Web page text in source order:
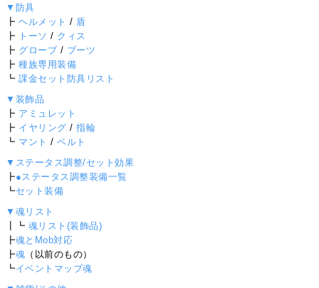
▼防具
┣ヘルメット / 盾
┣ トーソ / クィス
┣ グローブ / ブーツ
┣種族専用装備
┗課金セット防具リスト
▼装飾品
┣ アミュレット
┣ イヤリング /指輪
┗ マント /ベルト
▼ステータス調整/セット効果
┣●ステータス調整装備一覧
┗セット装備
▼魂リスト
┃┗ 魂リスト(装飾品)
┣魂とMob対応
┣魂 （以前のもの）
┗イベントマップ魂